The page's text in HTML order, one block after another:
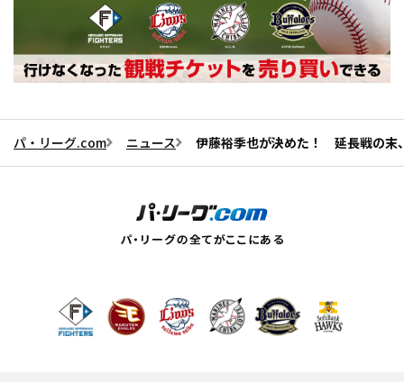
パ・リーグ.com ニュース 伊藤裕季也が決めた！ 延長戦の末